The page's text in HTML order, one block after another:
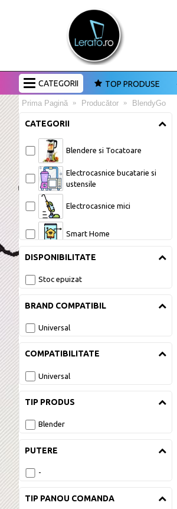
CATEGORII TOP PRODUSE
Prima Pagină Producător BlendyGo
CATEGORII
Blendere si Tocatoare
Electrocasnice bucatarie si
ustensile
Electrocasnice mici
Smart Home
DISPONIBILITATE
Stoc epuizat
BRAND COMPATIBIL
Universal
COMPATIBILITATE
Universal
TIP PRODUS
Blender
PUTERE
-
TIP PANOU COMANDA